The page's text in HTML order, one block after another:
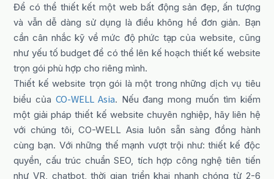
Để có thể thiết kết một web bất động sản đẹp, ấn tượng
và vẫn dễ dàng sử dụng là điều không hề đơn giản. Bạn
cần cân nhắc kỹ về mức độ phức tạp của website, cũng
như yếu tố budget để có thể lên kế hoạch thiết kế website
trọn gói phù hợp cho riêng mình.
Thiết kế website trọn gói là một trong những dịch vụ tiêu
biểu của CO-WELL Asia. Nếu đang mong muốn tìm kiếm
một giải pháp thiết kế website chuyên nghiệp, hãy liên hệ
với chúng tôi, CO-WELL Asia luôn sẵn sàng đồng hành
cùng bạn. Với những thế mạnh vượt trội như: thiết kế độc
quyền, cấu trúc chuẩn SEO, tích hợp công nghệ tiên tiến
như VR, chatbot, thời gian triển khai nhanh chóng từ 2-6